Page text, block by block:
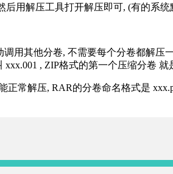
用解压工具打开解压即可, (有的系
用其他分卷, 不需要每个分卷都解
, ZIP格式的第一个压缩分卷
解压, RAR的分卷命名格式是